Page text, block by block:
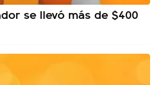
se llevó más de $400